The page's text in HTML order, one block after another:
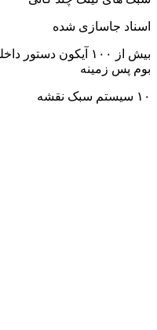
اسناد جاسازی شده
بوم پس زمینه
۱۰ سیستم سبک نقشه